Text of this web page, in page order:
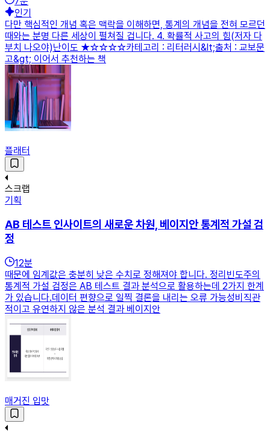
인기
다만 핵심적인 개념 혹은 맥락을 이해하면, 통계의 개념을 전혀 모르던
때와는 분명 다른 세상이 펼쳐질 겁니다. 4. 확률적 사고의 힘(저자 다
부치 나오야)난이도 ★☆☆☆☆카테고리 : 리터러시&lt;출처 : 교보문
고&gt; 이어서 추천하는 책
플래터
스크랩
기획
AB 테스트 인사이트의 새로운 차원, 베이지안 통계적 가설 검
정
12분
때문에 임계값은 충분히 낮은 수치로 정해져야 합니다. 정리빈도주의
통계적 가설 검정은 AB 테스트 결과 분석으로 활용하는데 2가지 한계
가 있습니다.데이터 편향으로 일찍 결론을 내리는 오류 가능성비직관
적이고 유연하지 않은 분석 결과 베이지안
매거진 입맛